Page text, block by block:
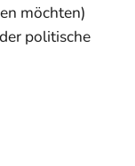
möchten)
politische